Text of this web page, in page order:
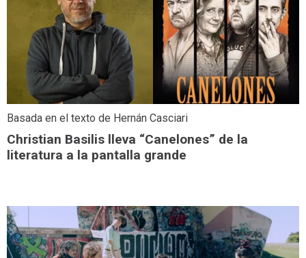
Basada en el texto de Hernán Casciari
Christian Basilis lleva “Canelones” de la
literatura a la pantalla grande